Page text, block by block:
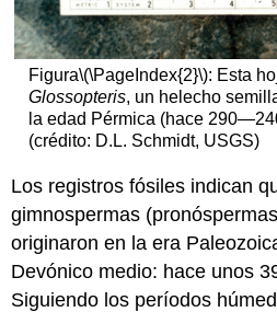
Figura\(\PageIndex{2}\): Esta
Glossopteris, un helecho
la edad Pérmica (hace
(crédito: D.L. Schmidt, USGS)
Los registros fósiles indican
gimnospermas
originaron en la era
Devónico medio: hace unos
Siguiendo los períodos